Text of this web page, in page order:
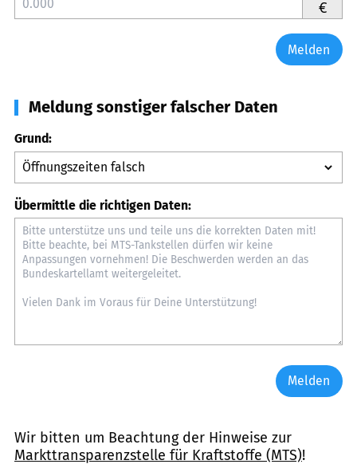
€
Melden
Meldung sonstiger falscher Daten
Grund:
Übermittle die richtigen Daten:
Melden
Wir bitten um Beachtung der Hinweise zur
Markttransparenzstelle für Kraftstoffe (MTS)!